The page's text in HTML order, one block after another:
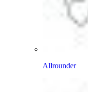
Allrounder